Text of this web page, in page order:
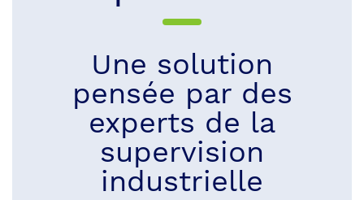
Nous contacter
Une solution
pensée par des
experts de la
supervision
industrielle